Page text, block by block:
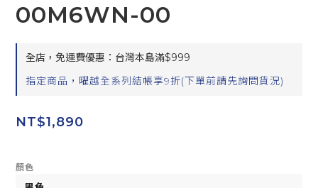
00M6WN-00
全店，免運費優惠：台灣本島滿$999
指定商品，曜越全系列結帳享9折(下單前請先詢問貨況)
NT$1,890
顏色